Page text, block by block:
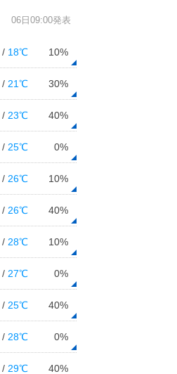
06日09:00発表
/ 18℃ 10%
/ 21℃ 30%
/ 23℃ 40%
/ 25℃ 0%
/ 26℃ 10%
/ 26℃ 40%
/ 28℃ 10%
/ 27℃ 0%
/ 25℃ 40%
/ 28℃ 0%
/ 29℃ 40%